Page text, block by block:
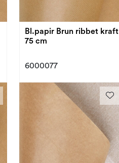
Bl.papir Brun ribbet kraft
75 cm
6000077